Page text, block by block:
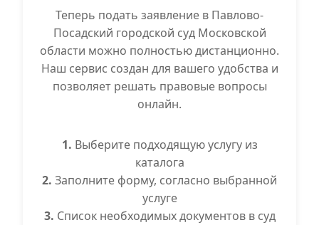
Теперь подать заявление в Павлово-
Посадский городской суд Московской
области можно полностью дистанционно.
Наш сервис создан для вашего удобства и
позволяет решать правовые вопросы
онлайн.
1. Выберите подходящую услугу из
каталога
2. Заполните форму, согласно выбранной
услуге
3. Список необходимых документов в суд